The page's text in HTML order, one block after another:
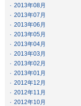
· 2013年08月
· 2013年07月
· 2013年06月
· 2013年05月
· 2013年04月
· 2013年03月
· 2013年02月
· 2013年01月
· 2012年12月
· 2012年11月
· 2012年10月